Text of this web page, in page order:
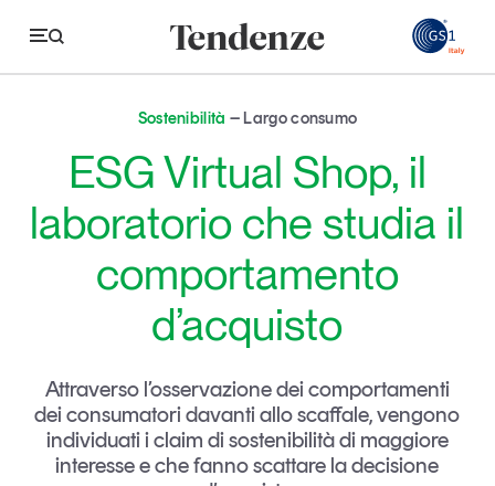
Tendenze
Economia e consumi
Logistica
Retail e brand
Sostenibilità
Grandi temi
Sostenibilità Largo consumo
ESG Virtual Shop, il
laboratorio che studia il
comportamento
d’acquisto
Attraverso l’osservazione dei comportamenti
dei consumatori davanti allo scaffale, vengono
individuati i claim di sostenibilità di maggiore
interesse e che fanno scattare la decisione